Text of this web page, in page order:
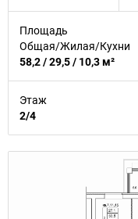
Площадь
Общая/Жилая/Кухни
58,2 / 29,5 / 10,3 м²
Этаж
2/4